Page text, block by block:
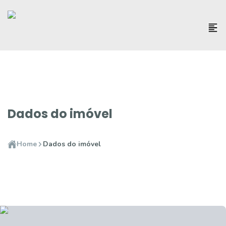
Dados do imóvel
Home Dados do imóvel